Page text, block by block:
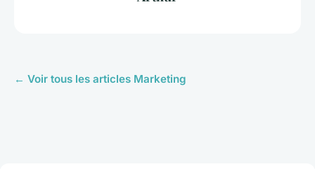
← Voir tous les articles Marketing